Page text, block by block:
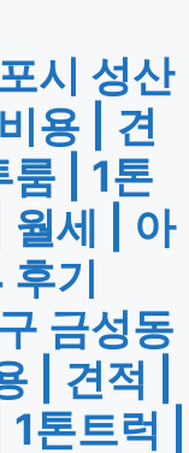
시 성산
용 | 견
룸 | 1톤
월세 | 아
기
금성동
| 견적 |
톤트럭 |